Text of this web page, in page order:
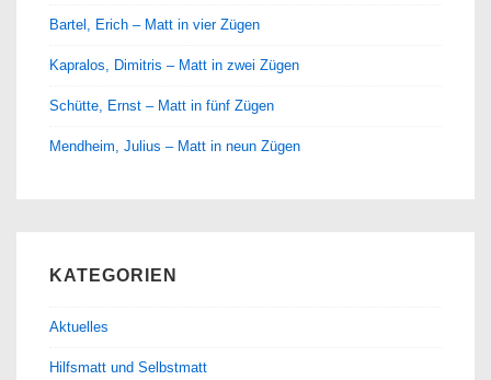
Bartel, Erich – Matt in vier Zügen
Kapralos, Dimitris – Matt in zwei Zügen
Schütte, Ernst – Matt in fünf Zügen
Mendheim, Julius – Matt in neun Zügen
KATEGORIEN
Aktuelles
Hilfsmatt und Selbstmatt